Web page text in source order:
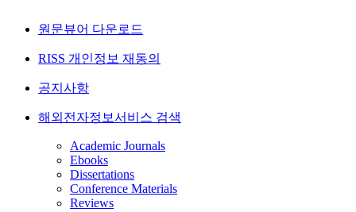
원문뷰어 다운로드
RISS 개인정보 재동의
공지사항
해외전자정보서비스 검색
Academic Journals
Ebooks
Dissertations
Conference Materials
Reviews